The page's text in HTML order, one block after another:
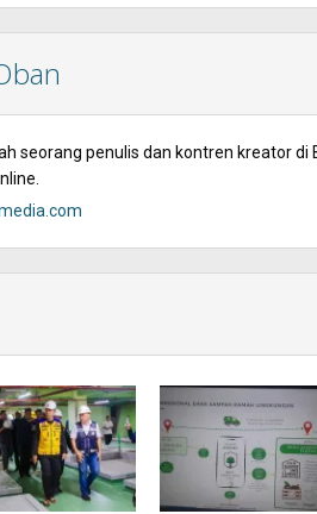
seorang penulis dan kontren kreator